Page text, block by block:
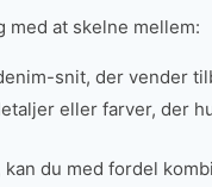
at skelne mellem:
snit, der vender
eller farver, der
du med fordel